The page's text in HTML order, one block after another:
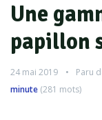
Une
papillon
24 mai 2019 Paru
minute (281 mots)